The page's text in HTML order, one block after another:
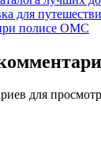
для
полисе ОМС
для